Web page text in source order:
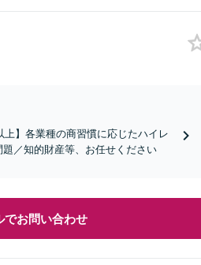
上】各業種の商習慣に応じたハイレ
／知的財産等、お任せください
でお問い合わせ